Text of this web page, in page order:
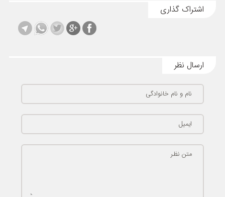
اشتراک گذاری
ارسال نظر
نام و نام خانوادگی
ایمیل
متن نظر